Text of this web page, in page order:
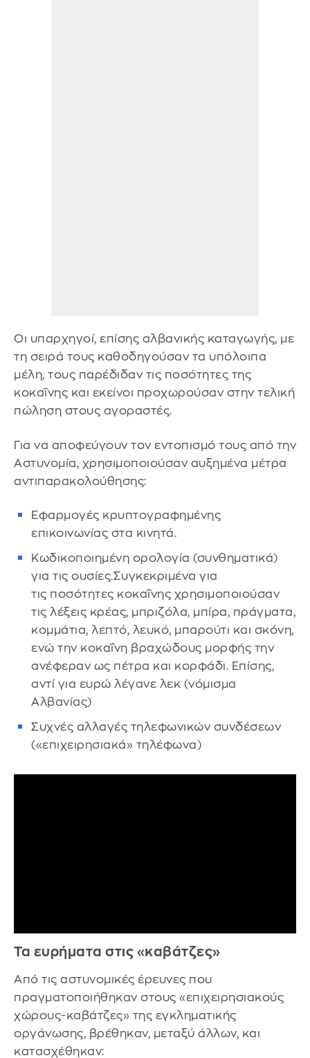
Οι υπαρχηγοί, επίσης αλβανικής καταγωγής, με
τη σειρά τους καθοδηγούσαν τα υπόλοιπα
μέλη, τους παρέδιδαν τις ποσότητες της
κοκαΐνης και εκείνοι προχωρούσαν στην τελική
πώληση στους αγοραστές.
Για να αποφεύγουν τον εντοπισμό τους από την
Αστυνομία, χρησιμοποιούσαν αυξημένα μέτρα
αντιπαρακολούθησης:
Εφαρμογές κρυπτογραφημένης
επικοινωνίας στα κινητά.
Κωδικοποιημένη ορολογία (συνθηματικά)
για τις ουσίες.Συγκεκριμένα για
τις ποσότητες κοκαΐνης χρησιμοποιούσαν
τις λέξεις κρέας, μπριζόλα, μπίρα, πράγματα,
κομμάτια, λεπτό, λευκό, μπαρούτι και σκόνη,
ενώ την κοκαΐνη βραχώδους μορφής την
ανέφεραν ως πέτρα και κορφάδι. Επίσης,
αντί για ευρώ λέγανε λεκ (νόμισμα
Αλβανίας)
Συχνές αλλαγές τηλεφωνικών συνδέσεων
(«επιχειρησιακά» τηλέφωνα)
Τα ευρήματα στις «καβάτζες»
Από τις αστυνομικές έρευνες που
πραγματοποιήθηκαν στους «επιχειρησιακούς
χώρους-καβάτζες» της εγκληματικής
οργάνωσης, βρέθηκαν, μεταξύ άλλων, και
κατασχέθηκαν: